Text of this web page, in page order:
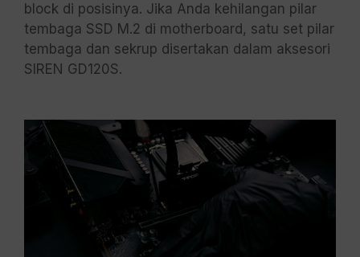
block di posisinya. Jika Anda kehilangan pilar
tembaga SSD M.2 di motherboard, satu set pilar
tembaga dan sekrup disertakan dalam aksesori
SIREN GD120S.